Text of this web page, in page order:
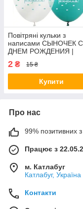
Повітряні кульки з
написами СЫНОЧЕК С
ДНЕМ РОЖДЕНИЯ |
Поштучно
2 ₴ 15 ₴
Купити
Про нас
99% позитивних з
Працює з
м. Катлабуг
Катлабуг, Україна
Контакти